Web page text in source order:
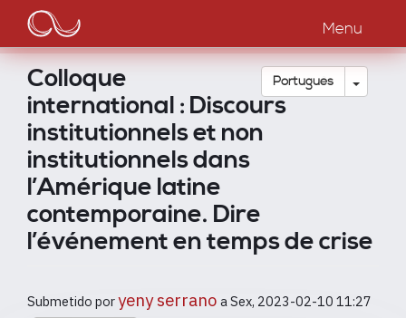
Passar
o
conteúdo
principal
Main
navigation
Menu
Português Toggle
Colloque
international : Discours
institutionnels et non
institutionnels dans
l’Amérique latine
contemporaine. Dire
l’événement en temps de crise
Submetido poryeny serrano aSex, 2023-02-10 11:27